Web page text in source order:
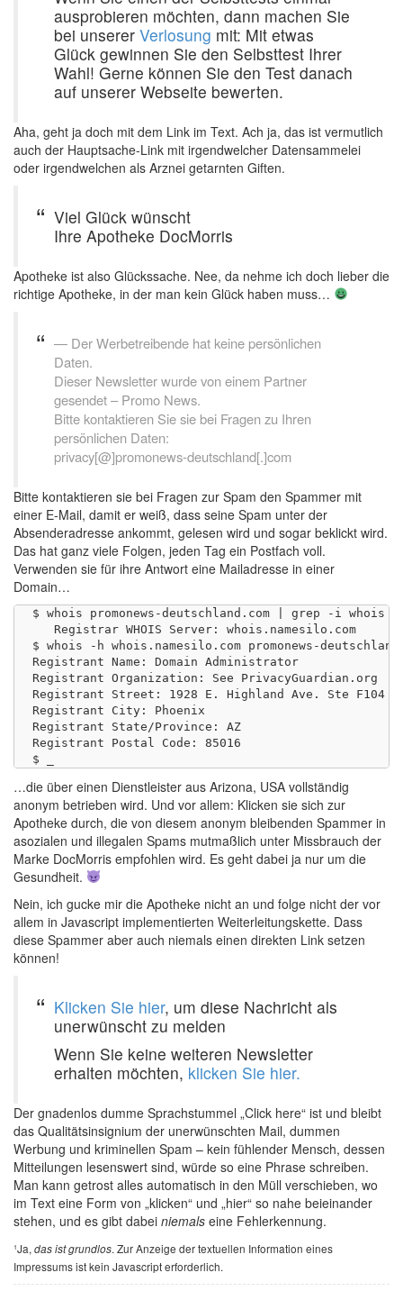
ausprobieren möchten, dann machen Sie
bei unserer Verlosung mit: Mit etwas
Glück gewinnen Sie den Selbsttest Ihrer
Wahl! Gerne können Sie den Test danach
auf unserer Webseite bewerten.
Aha, geht ja doch mit dem Link im Text. Ach ja, das ist vermutlich
auch der Hauptsache-Link mit irgendwelcher Datensammelei
oder irgendwelchen als Arznei getarnten Giften.
Viel Glück wünscht
Ihre Apotheke DocMorris
Apotheke ist also Glückssache. Nee, da nehme ich doch lieber die
richtige Apotheke, in der man kein Glück haben muss…
Der Werbetreibende hat keine persönlichen
Daten.
Dieser Newsletter wurde von einem Partner
gesendet – Promo News.
Bitte kontaktieren Sie sie bei Fragen zu Ihren
persönlichen Daten:
privacy[@]promonews-deutschland[.]com
Bitte kontaktieren sie bei Fragen zur Spam den Spammer mit
einer E-Mail, damit er weiß, dass seine Spam unter der
Absenderadresse ankommt, gelesen wird und sogar beklickt wird.
Das hat ganz viele Folgen, jeden Tag ein Postfach voll.
Verwenden sie für ihre Antwort eine Mailadresse in einer
Domain…
$ whois promonews-deutschland.com | grep -i whois |
   Registrar WHOIS Server: whois.namesilo.com
$ whois -h whois.namesilo.com promonews-
Registrant Name: Domain Administrator
Registrant Organization: See PrivacyGuardian.org
Registrant Street: 1928 E. Highland Ave. Ste F104
Registrant City: Phoenix
Registrant State/Province: AZ
Registrant Postal Code: 85016
…die über einen Dienstleister aus Arizona, USA vollständig
anonym betrieben wird. Und vor allem: Klicken sie sich zur
Apotheke durch, die von diesem anonym bleibenden Spammer in
asozialen und illegalen Spams mutmaßlich unter Missbrauch der
Marke DocMorris empfohlen wird. Es geht dabei ja nur um die
Gesundheit.
Nein, ich gucke mir die Apotheke nicht an und folge nicht der vor
allem in Javascript implementierten Weiterleitungskette. Dass
diese Spammer aber auch niemals einen direkten Link setzen
können!
Klicken Sie hier, um diese Nachricht als
unerwünscht zu melden
Wenn Sie keine weiteren Newsletter
erhalten möchten, klicken Sie hier.
Der gnadenlos dumme Sprachstummel „Click here“ ist und bleibt
das Qualitätsinsignium der unerwünschten Mail, dummen
Werbung und kriminellen Spam – kein fühlender Mensch, dessen
Mitteilungen lesenswert sind, würde so eine Phrase schreiben.
Man kann getrost alles automatisch in den Müll verschieben, wo
im Text eine Form von „klicken“ und „hier“ so nahe beieinander
stehen, und es gibt dabei niemals eine Fehlerkennung.
¹Ja, das ist grundlos. Zur Anzeige der textuellen Information eines
Impressums ist kein Javascript erforderlich.